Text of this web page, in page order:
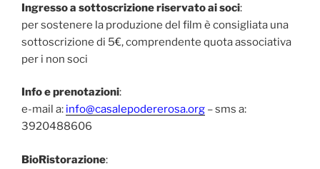
Ingresso a sottoscrizione riservato ai soci:
per sostenere la produzione del film è consigliata una
sottoscrizione di 5€, comprendente quota associativa
per i non soci
Info e prenotazioni:
e-mail a: info@casalepodererosa.org – sms a:
3920488606
BioRistorazione: